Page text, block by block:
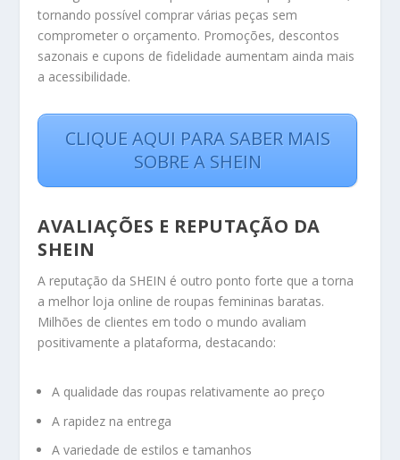
tornando possível comprar várias peças sem
comprometer o orçamento. Promoções, descontos
sazonais e cupons de fidelidade aumentam ainda mais
a acessibilidade.
CLIQUE AQUI PARA SABER MAIS
SOBRE A SHEIN
AVALIAÇÕES E REPUTAÇÃO DA
SHEIN
A reputação da SHEIN é outro ponto forte que a torna
a melhor loja online de roupas femininas baratas.
Milhões de clientes em todo o mundo avaliam
positivamente a plataforma, destacando:
A qualidade das roupas relativamente ao preço
A rapidez na entrega
A variedade de estilos e tamanhos